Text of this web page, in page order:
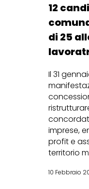
12
di 25
Il 31
imprese,
profit e
territorio
10 Febbraio